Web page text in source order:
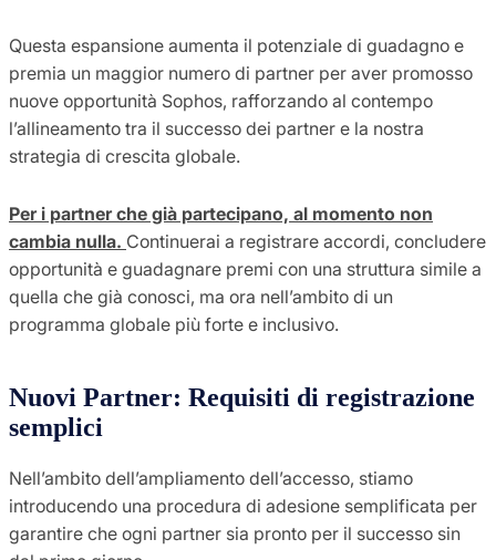
Questa espansione aumenta il potenziale di guadagno e
premia un maggior numero di partner per aver promosso
nuove opportunità Sophos, rafforzando al contempo
l’allineamento tra il successo dei partner e la nostra
strategia di crescita globale.
Per i partner che già partecipano, al momento non
cambia nulla. Continuerai a registrare accordi, concludere
opportunità e guadagnare premi con una struttura simile a
quella che già conosci, ma ora nell’ambito di un
programma globale più forte e inclusivo.
Nuovi Partner: Requisiti di registrazione
semplici
Nell’ambito dell’ampliamento dell’accesso, stiamo
introducendo una procedura di adesione semplificata per
garantire che ogni partner sia pronto per il successo sin